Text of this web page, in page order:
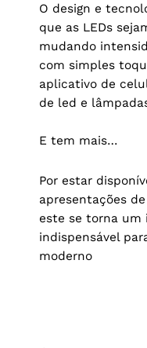
O design e
que as LEDs
mudando
com simples
aplicativo de
de led e
E tem mais…
Por estar
apresentações
este se torna um
indispensável
moderno